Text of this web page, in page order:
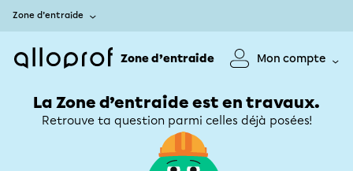
Zone d’entraide
Zone d’entraide Mon compte
La Zone d’entraide est en travaux.
Retrouve ta question parmi celles déjà posées!